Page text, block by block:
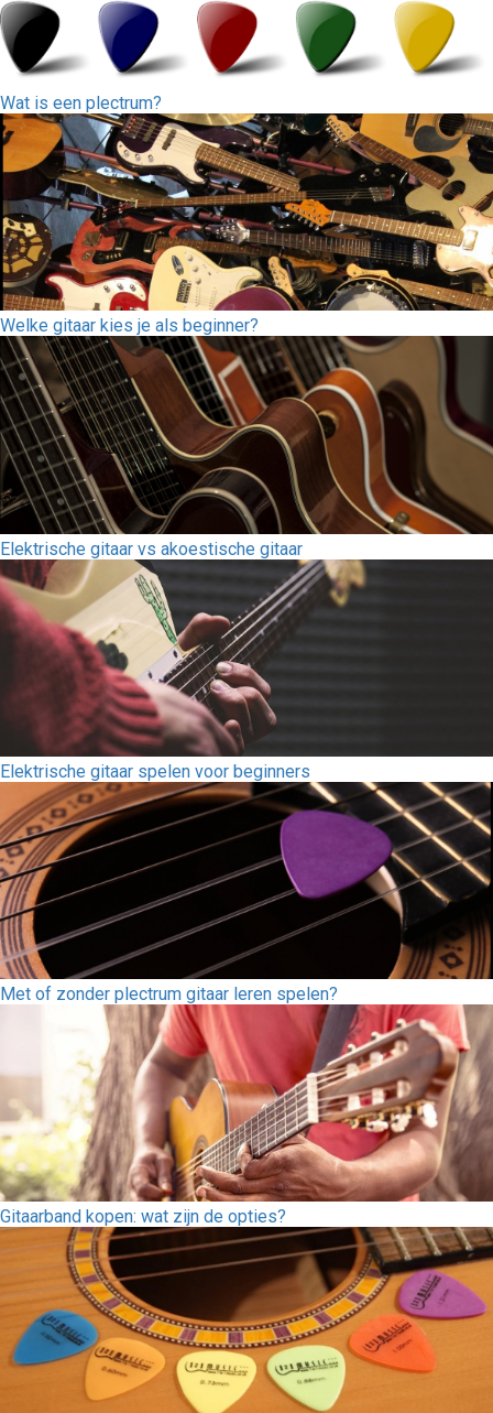
Wat is een plectrum?
Welke gitaar kies je als beginner?
Elektrische gitaar vs akoestische gitaar
Elektrische gitaar spelen voor beginners
Met of zonder plectrum gitaar leren spelen?
Gitaarband kopen: wat zijn de opties?